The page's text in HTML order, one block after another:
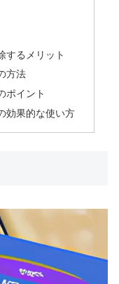
するメリット
方法
ポイント
効果的な使い方